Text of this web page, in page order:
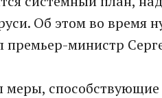
Об этом во время
премьер-министр
меры,